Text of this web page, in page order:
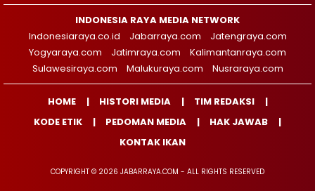
INDONESIA RAYA MEDIA NETWORK
Indonesiaraya.co.id
Jabarraya.com
Jatengraya.com
Yogyaraya.com
Jatimraya.com
Kalimantanraya.com
Sulawesiraya.com
Malukuraya.com Nusraraya.com
HOME HISTORI MEDIA
TIM REDAKSI
KODE ETIK
PEDOMAN MEDIA
HAK JAWAB
KONTAK IKAN
COPYRIGHT © 2026 JABARRAYA.COM - ALL RIGHTS RESERVED